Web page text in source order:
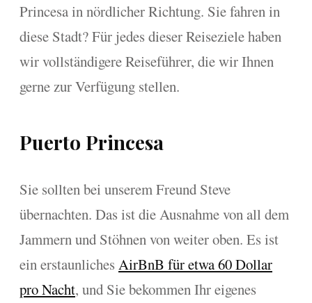
Princesa in nördlicher Richtung. Sie fahren in
diese Stadt? Für jedes dieser Reiseziele haben
wir vollständigere Reiseführer, die wir Ihnen
gerne zur Verfügung stellen.
Puerto Princesa
Sie sollten bei unserem Freund Steve
übernachten. Das ist die Ausnahme von all dem
Jammern und Stöhnen von weiter oben. Es ist
ein erstaunlichesAirBnB für etwa 60 Dollar
pro Nacht, und Sie bekommen Ihr eigenes